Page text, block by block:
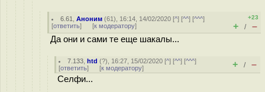
6.61 ,Аноним (61), 16:14, 14/02/2020 [^] [^^] [^^^]
[ответить] [к модератору]
+23
+ / –
Да они и сами те еще шакалы...
7.133 ,htd (?), 16:27, 15/02/2020 [^] [^^] [^^^]
[ответить] [к модератору] + / –
Селфи...